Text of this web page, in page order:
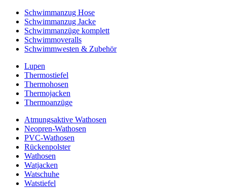
Schwimmanzug Hose
Schwimmanzug Jacke
Schwimmanzüge komplett
Schwimmoveralls
Schwimmwesten & Zubehör
Lupen
Thermostiefel
Thermohosen
Thermojacken
Thermoanzüge
Atmungsaktive Wathosen
Neopren-Wathosen
PVC-Wathosen
Rückenpolster
Wathosen
Watjacken
Watschuhe
Watstiefel